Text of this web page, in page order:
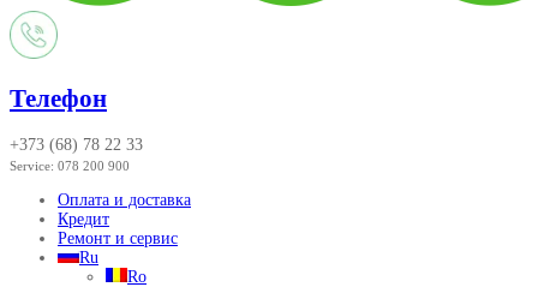
Телефон
+373 (68) 78 22 33
Service: 078 200 900
Оплата и доставка
Кредит
Ремонт и сервис
Ru
Ro